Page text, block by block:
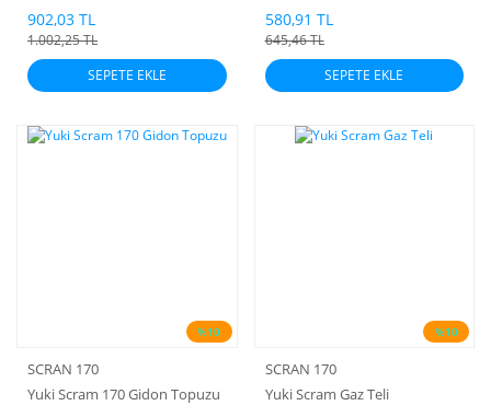
902,03 TL
1.002,25 TL
SEPETE EKLE
580,91 TL
645,46 TL
SEPETE EKLE
%10
SCRAN 170
Yuki Scram 170 Gidon Topuzu
%10
SCRAN 170
Yuki Scram Gaz Teli